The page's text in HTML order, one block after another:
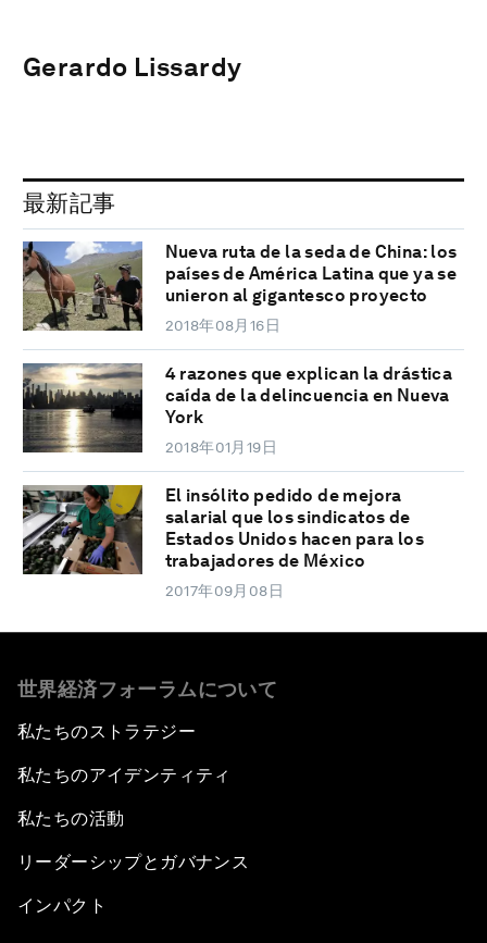
Gerardo Lissardy
最新記事
Nueva ruta de la seda de China: los
países de América Latina que ya se
unieron al gigantesco proyecto
2018年08月16日
4 razones que explican la drástica
caída de la delincuencia en Nueva
York
2018年01月19日
El insólito pedido de mejora
salarial que los sindicatos de
Estados Unidos hacen para los
trabajadores de México
2017年09月08日
世界経済フォーラムについて
私たちのストラテジー
私たちのアイデンティティ
私たちの活動
リーダーシップとガバナンス
インパクト